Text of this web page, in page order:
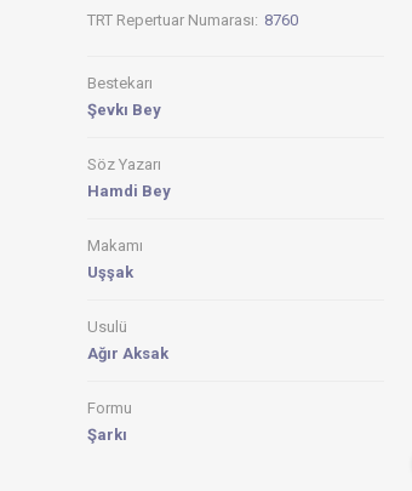
TRT Repertuar Numarası: 8760
Bestekarı
Şevkı Bey
Söz Yazarı
Hamdi Bey
Makamı
Uşşak
Usulü
Ağır Aksak
Formu
Şarkı